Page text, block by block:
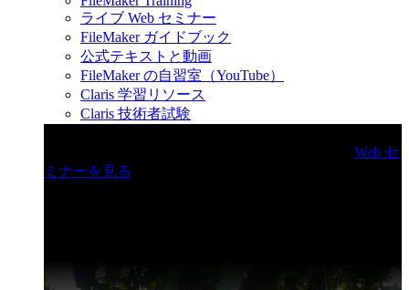
ライブ Web セミナー
FileMaker ガイドブック
公式テキストと動画
FileMaker の自習室（YouTube）
Claris 学習リソース
Claris 技術者試験
Web セ
ミナーを見る